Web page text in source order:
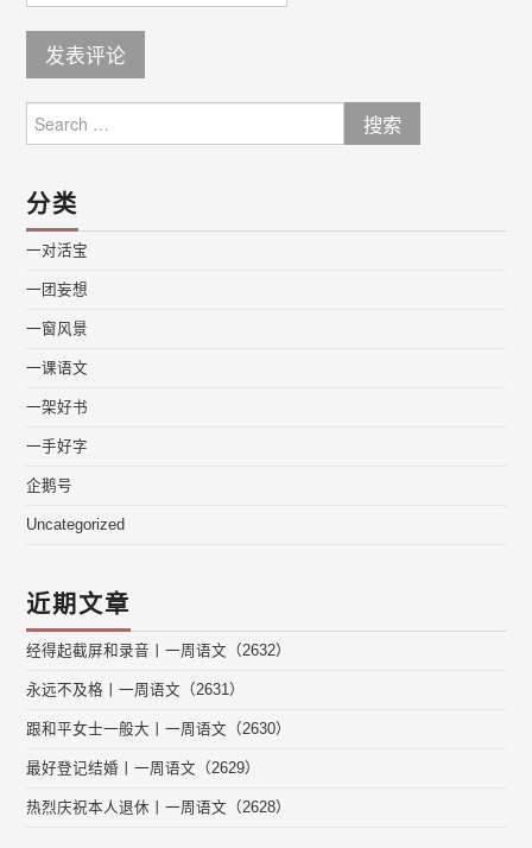
for:
分类
一对活宝
一团妄想
一窗风景
一课语文
一架好书
一手好字
企鹅号
Uncategorized
近期文章
经得起截屏和录音丨一周语文（2632）
永远不及格丨一周语文（2631）
跟和平女士一般大丨一周语文（2630）
最好登记结婚丨一周语文（2629）
热烈庆祝本人退休丨一周语文（2628）